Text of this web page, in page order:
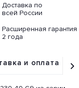
Доставка по
всей России
Расширенная гарантия
2 года
и оплата